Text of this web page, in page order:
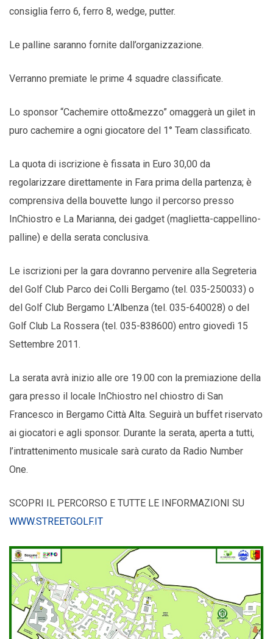
consiglia ferro 6, ferro 8, wedge, putter.
Le palline saranno fornite dall’organizzazione.
Verranno premiate le prime 4 squadre classificate.
Lo sponsor “Cachemire otto&mezzo” omaggerà un gilet in
puro cachemire a ogni giocatore del 1° Team classificato.
La quota di iscrizione è fissata in Euro 30,00 da
regolarizzare direttamente in Fara prima della partenza; è
comprensiva della bouvette lungo il percorso presso
InChiostro e La Marianna, dei gadget (maglietta-cappellino-
palline) e della serata conclusiva.
Le iscrizioni per la gara dovranno pervenire alla Segreteria
del Golf Club Parco dei Colli Bergamo (tel. 035-250033) o
del Golf Club Bergamo L’Albenza (tel. 035-640028) o del
Golf Club La Rossera (tel. 035-838600) entro giovedì 15
Settembre 2011.
La serata avrà inizio alle ore 19.00 con la premiazione della
gara presso il locale InChiostro nel chiostro di San
Francesco in Bergamo Città Alta. Seguirà un buffet riservato
ai giocatori e agli sponsor. Durante la serata, aperta a tutti,
l’intrattenimento musicale sarà curato da Radio Number
One.
SCOPRI IL PERCORSO E TUTTE LE INFORMAZIONI SU
WWW.STREETGOLF.IT